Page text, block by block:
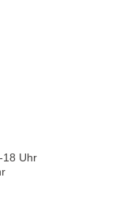
18 Uhr